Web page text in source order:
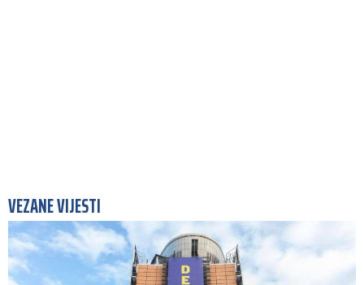
VEZANE VIJESTI